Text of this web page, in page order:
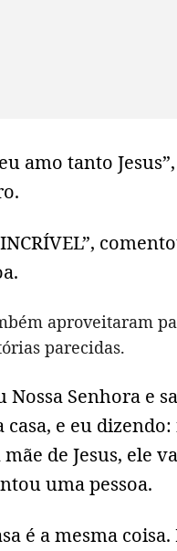
amo tanto Jesus”,
aproveitaram
parecidas.
Nossa Senhora e
e eu dizendo:
de Jesus, ele
uma pessoa.
é a mesma